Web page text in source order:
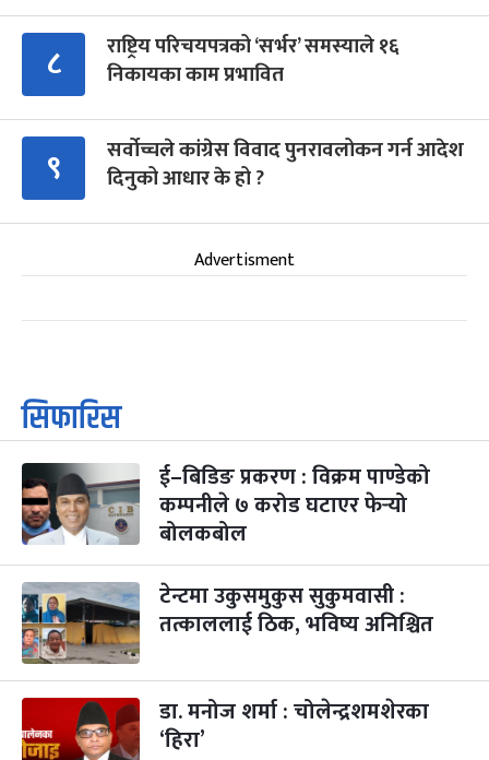
८
राष्ट्रिय परिचयपत्रको ‘सर्भर’ समस्याले १६
निकायका काम प्रभावित
९
सर्वोच्चले कांग्रेस विवाद पुनरावलोकन गर्न आदेश
दिनुको आधार के हो ?
Advertisment
सिफारिस
ई–बिडिङ प्रकरण : विक्रम पाण्डेको
कम्पनीले ७ करोड घटाएर फेर्‍यो
बोलकबोल
टेन्टमा उकुसमुकुस सुकुमवासी :
तत्काललाई ठिक, भविष्य अनिश्चित
डा. मनोज शर्मा : चोलेन्द्रशमशेरका
‘हिरा’